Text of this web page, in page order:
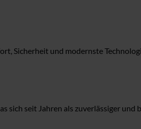
Sicherheit und modernste
sich seit Jahren als zuverlässiger